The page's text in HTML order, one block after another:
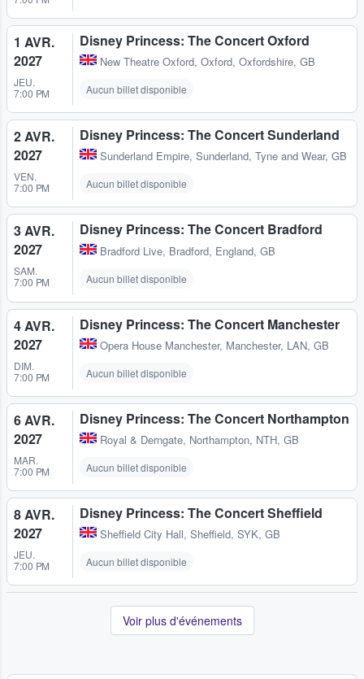
1 AVR.
2027
JEU.
7:00 PM
Disney Princess: The Concert Oxford
New Theatre Oxford, Oxford, Oxfordshire, GB
Aucun billet disponible
2 AVR.
2027
VEN.
7:00 PM
Disney Princess: The Concert Sunderland
Sunderland Empire, Sunderland, Tyne and Wear, GB
Aucun billet disponible
3 AVR.
2027
SAM.
7:00 PM
Disney Princess: The Concert Bradford
Bradford Live, Bradford, England, GB
Aucun billet disponible
4 AVR.
2027
DIM.
7:00 PM
Disney Princess: The Concert Manchester
Opera House Manchester, Manchester, LAN, GB
Aucun billet disponible
6 AVR.
2027
MAR.
7:00 PM
Disney Princess: The Concert Northampton
Royal & Derngate, Northampton, NTH, GB
Aucun billet disponible
8 AVR.
2027
JEU.
7:00 PM
Disney Princess: The Concert Sheffield
Sheffield City Hall, Sheffield, SYK, GB
Aucun billet disponible
Voir plus d'événements